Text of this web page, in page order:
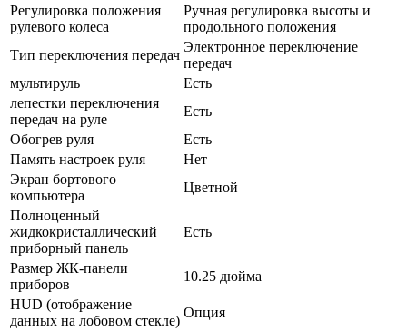
Регулировка положения
рулевого колеса
Ручная регулировка высоты и
продольного положения
Тип переключения передач
Электронное переключение
передач
мультируль
Есть
лепестки переключения
передач на руле
Есть
Обогрев руля
Есть
Память настроек руля
Нет
Экран бортового
компьютера
Цветной
Полноценный
жидкокристаллический
приборный панель
Есть
Размер ЖК-панели
приборов
10.25 дюйма
HUD (отображение
данных на лобовом стекле)
Опция